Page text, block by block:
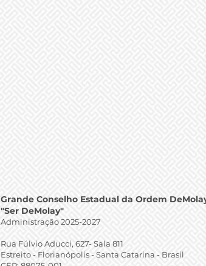
Grande Conselho Estadual da Ordem
"Ser DeMolay"
Administração 2025-2027
Rua Fúlvio Aducci, 627- Sala 811
Estreito - Florianópolis - Santa Catarina - Brasil